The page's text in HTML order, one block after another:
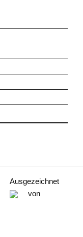
Ausgezeichnet
von